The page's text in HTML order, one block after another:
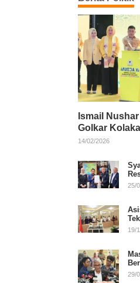
Ismail
Golkar
Kursi per Dapil
14/02/2026
25/
19/
29/